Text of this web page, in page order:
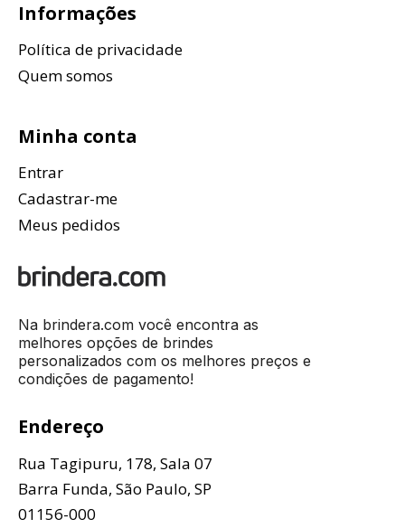
Informações
Política de privacidade
Quem somos
Minha conta
Entrar
Cadastrar-me
Meus pedidos
Na brindera.com você encontra as
melhores opções de brindes
personalizados com os melhores preços e
condições de pagamento!
Endereço
Rua Tagipuru, 178, Sala 07
Barra Funda, São Paulo, SP
01156-000